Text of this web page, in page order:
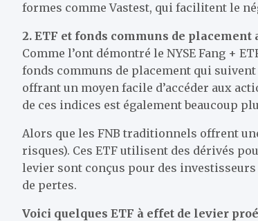
formes comme Vastest, qui facilitent le
2. ETF et fonds communs de
Comme l’ont démontré le NYSE Fang +
fonds communs de placement qui
offrant un moyen facile d’accéder aux
de ces indices est également beaucoup
Alors que les FNB traditionnels offrent
risques). Ces ETF utilisent des dérivés
levier sont conçus pour des
de pertes.
Voici quelques ETF à effet de levier